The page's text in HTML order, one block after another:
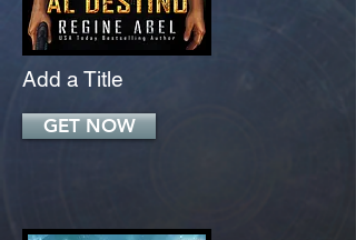
Add a Title
GET NOW